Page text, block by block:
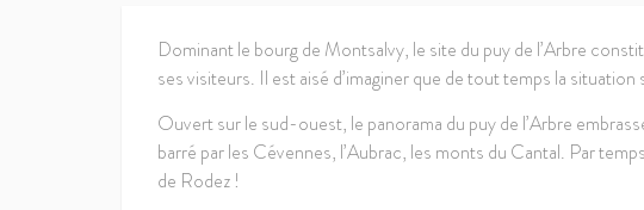
Dominant le bourg de Montsalvy, le site du puy de l’Arbre
ses visiteurs. Il est aisé d’imaginer que de tout temps la
Ouvert sur le sud-ouest, le panorama du puy de l’Arbre
barré par les Cévennes, l’Aubrac, les monts du Cantal. Par
de Rodez !